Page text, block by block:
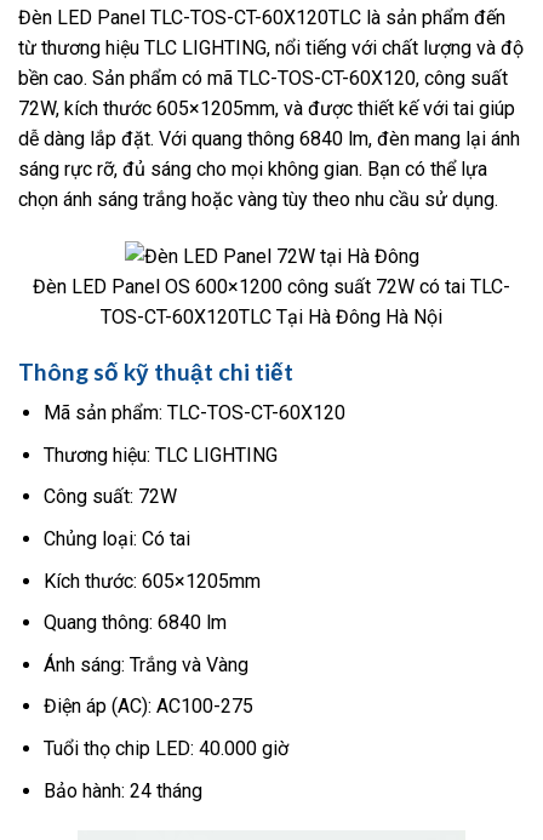
Đèn LED Panel TLC-TOS-CT-60X120TLC là sản phẩm đến
từ thương hiệu TLC LIGHTING, nổi tiếng với chất lượng và độ
bền cao. Sản phẩm có mã TLC-TOS-CT-60X120, công suất
72W, kích thước 605×1205mm, và được thiết kế với tai giúp
dễ dàng lắp đặt. Với quang thông 6840 lm, đèn mang lại ánh
sáng rực rỡ, đủ sáng cho mọi không gian. Bạn có thể lựa
chọn ánh sáng trắng hoặc vàng tùy theo nhu cầu sử dụng.
Đèn LED Panel OS 600×1200 công suất 72W có tai TLC-
TOS-CT-60X120TLC Tại Hà Đông Hà Nội
Thông số kỹ thuật chi tiết
Mã sản phẩm: TLC-TOS-CT-60X120
Thương hiệu: TLC LIGHTING
Công suất: 72W
Chủng loại: Có tai
Kích thước: 605×1205mm
Quang thông: 6840 lm
Ánh sáng: Trắng và Vàng
Điện áp (AC): AC100-275
Tuổi thọ chip LED: 40.000 giờ
Bảo hành: 24 tháng